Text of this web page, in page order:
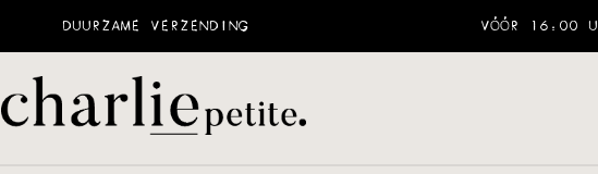
DUURZAME VERZENDING VÓÓR 16:00